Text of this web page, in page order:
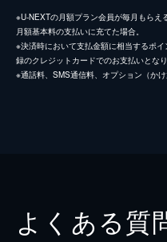
※U-NEXTの月額プラン会員が毎月もら
月額基本料の支払いに充てた場合。
※決済時において支払金額に相当するポ
録のクレジットカードでのお支払いとなり
※通話料、SMS通信料、オプション（か
よくある質